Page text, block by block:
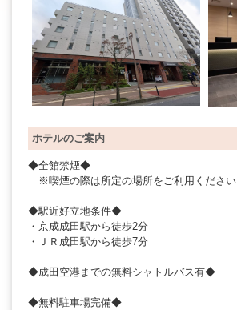
ホテルのご案内
◆全館禁煙◆
※喫煙の際は所定の場所をご利用ください
◆駅近好立地条件◆
・京成成田駅から徒歩2分
・ＪＲ成田駅から徒歩7分
◆成田空港までの無料シャトルバス有◆
◆無料駐車場完備◆